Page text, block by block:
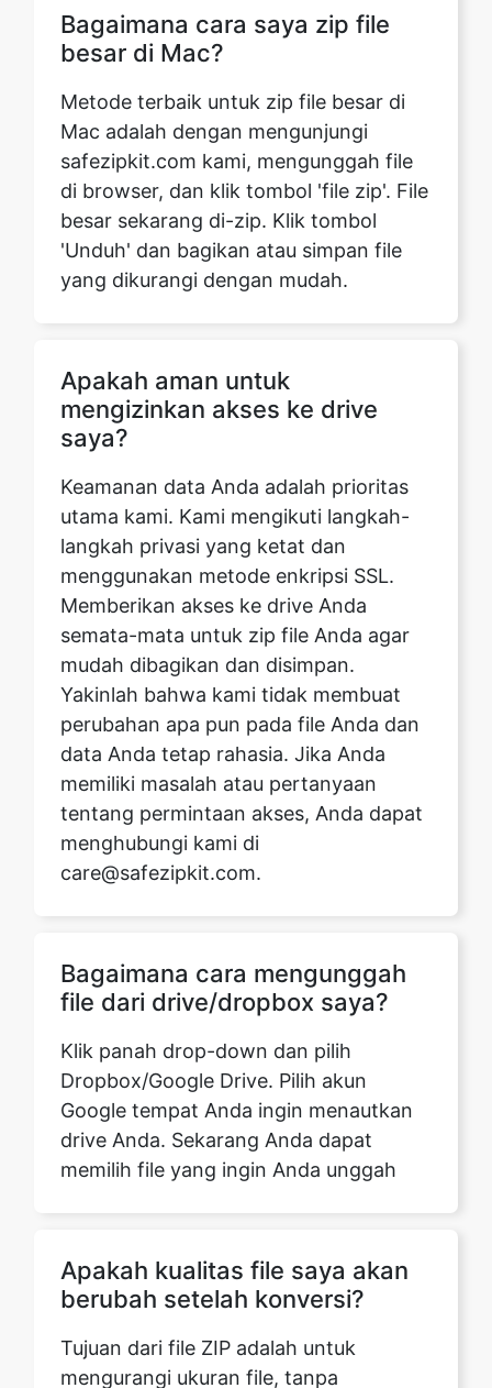
Mac adalah dengan mengunjungi
safezipkit.com kami, mengunggah file
di browser, dan klik tombol 'file zip'. File
besar sekarang di-zip. Klik tombol
'Unduh' dan bagikan atau simpan file
yang dikurangi dengan mudah.
Apakah aman untuk
Keamanan data Anda adalah prioritas
utama kami. Kami mengikuti langkah-
langkah privasi yang ketat dan
menggunakan metode enkripsi SSL.
Memberikan akses ke drive Anda
semata-mata untuk zip file Anda agar
mudah dibagikan dan disimpan.
Yakinlah bahwa kami tidak membuat
perubahan apa pun pada file Anda dan
data Anda tetap rahasia. Jika Anda
memiliki masalah atau pertanyaan
tentang permintaan akses, Anda dapat
menghubungi kami di
care@safezipkit.com.
Bagaimana cara mengunggah
Dropbox/Google Drive. Pilih akun
Google tempat Anda ingin menautkan
drive Anda. Sekarang Anda dapat
memilih file yang ingin Anda unggah
Apakah kualitas file saya akan
mengurangi ukuran file, tanpa
mengorbankan kualitas file yang
sebenarnya. Ukuran folder yaitu, file ZIP
yang dibuat akan kurang dari file yang